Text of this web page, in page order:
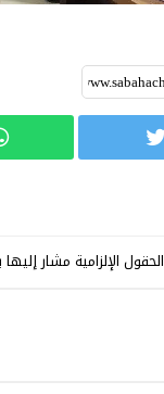
الحقول الإلزامية مشار إليها